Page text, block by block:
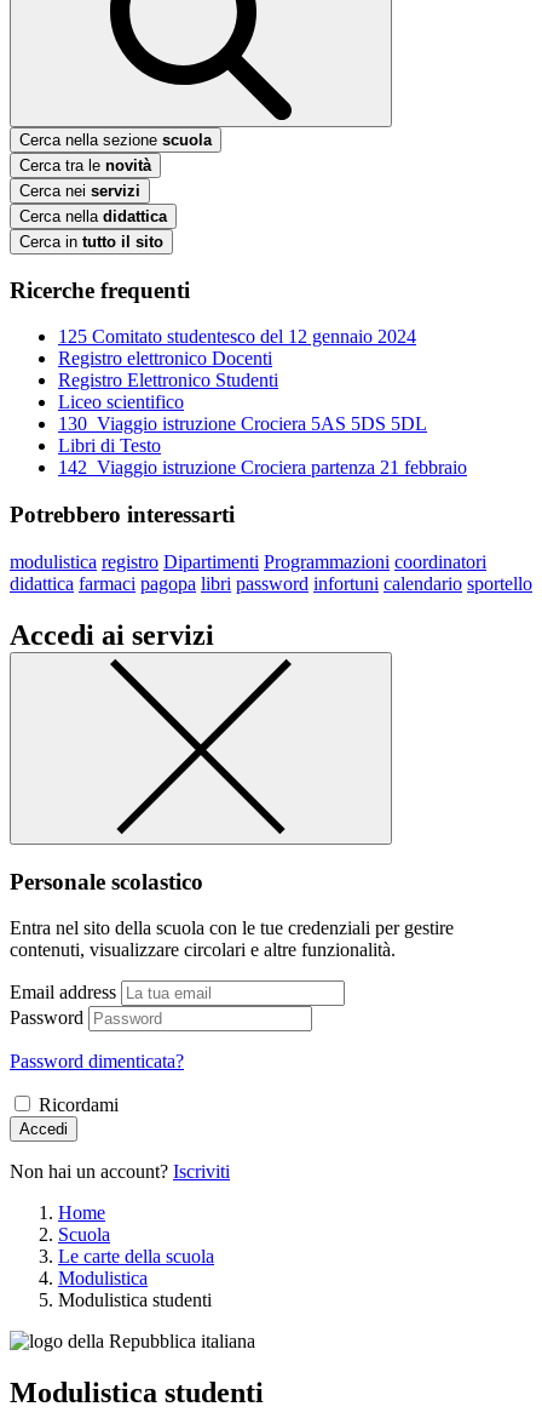
Cerca nella sezione scuola
Cerca tra le novità
Cerca nei servizi
Cerca nella didattica
Cerca in tutto il sito
Ricerche frequenti
125 Comitato studentesco del 12 gennaio 2024
Registro elettronico Docenti
Registro Elettronico Studenti
Liceo scientifico
130_Viaggio istruzione Crociera 5AS 5DS 5DL
Libri di Testo
142_Viaggio istruzione Crociera partenza 21 febbraio
Potrebbero interessarti
modulistica registro Dipartimenti Programmazioni coordinatori
didattica farmaci pagopa libri password infortuni calendario sportello
Accedi ai servizi
Personale scolastico
Entra nel sito della scuola con le tue credenziali per gestire
contenuti, visualizzare circolari e altre funzionalità.
Email address
Password
Password dimenticata?
Ricordami
Accedi
Non hai un account? Iscriviti
Home
Scuola
Le carte della scuola
Modulistica
Modulistica studenti
Modulistica studenti